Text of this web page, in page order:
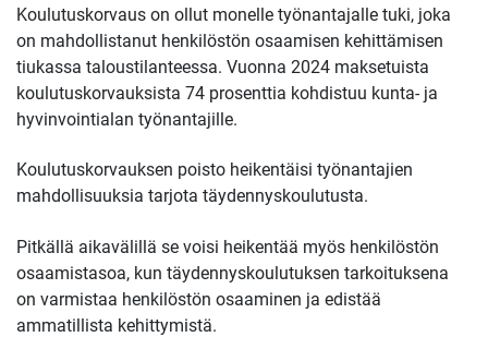
Koulutuskorvaus on ollut monelle työnantajalle tuki, joka
on mahdollistanut henkilöstön osaamisen kehittämisen
tiukassa taloustilanteessa. Vuonna 2024 maksetuista
koulutuskorvauksista 74 prosenttia kohdistuu kunta- ja
hyvinvointialan työnantajille.
Koulutuskorvauksen poisto heikentäisi työnantajien
mahdollisuuksia tarjota täydennyskoulutusta.
Pitkällä aikavälillä se voisi heikentää myös henkilöstön
osaamistasoa, kun täydennyskoulutuksen tarkoituksena
on varmistaa henkilöstön osaaminen ja edistää
ammatillista kehittymistä.